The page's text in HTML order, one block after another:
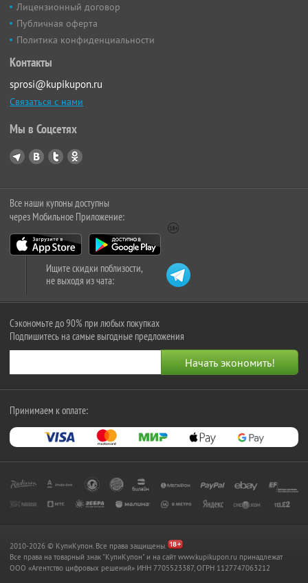
Лицензионный договор
Публичная оферта
Политика конфиденциальности
Контакты
sprosi@kupikupon.ru
Связаться с нами
Мы в Соцсетях
Все наши купоны доступны
через Мобильное Приложение:
Ищите скидки поблизости,
не выходя из чата:
Сэкономьте до 90% при любых покупках
Подпишитесь на самые выгодные предложения
Принимаем к оплате:
2010-2026 © КупиКупон. Все права защищены.
Все права на товарный знак "КупиКупон" и на сайт www.kupikupon.ru принадлежат
OOO «Агентство цифровых решений» ИНН 7705523387, ОГРН 1127747063212